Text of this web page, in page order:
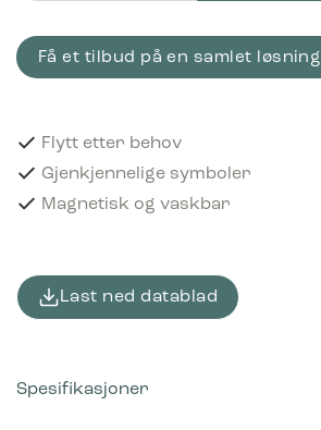
Få et tilbud på en samlet løsning
Flytt etter behov
Gjenkjennelige symboler
Magnetisk og vaskbar
Last ned datablad
Spesifikasjoner